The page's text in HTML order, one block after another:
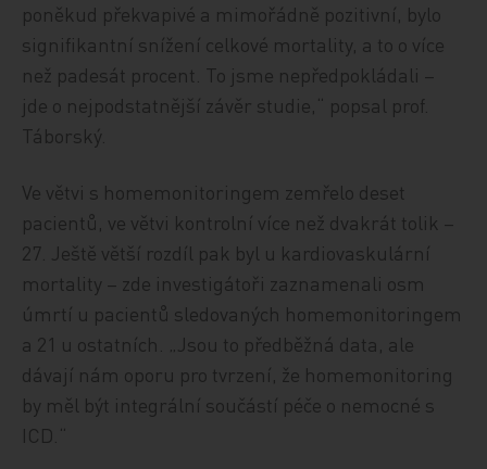
poněkud překvapivé a mimořádně pozitivní, bylo
signifikantní snížení celkové mortality, a to o více
než padesát procent. To jsme nepředpokládali –
jde o nejpodstatnější závěr studie,“ popsal prof.
Táborský.
Ve větvi s homemonitoringem zemřelo deset
pacientů, ve větvi kontrolní více než dvakrát tolik –
27. Ještě větší rozdíl pak byl u kardiovaskulární
mortality – zde investigátoři zaznamenali osm
úmrtí u pacientů sledovaných homemonitoringem
a 21 u ostatních. „Jsou to předběžná data, ale
dávají nám oporu pro tvrzení, že homemonitoring
by měl být integrální součástí péče o nemocné s
ICD.“